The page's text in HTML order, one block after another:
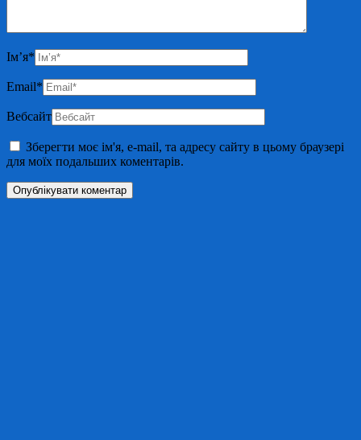
Ім’я*
Email*
Вебсайт
Зберегти моє ім'я, e-mail, та адресу сайту в цьому браузері
для моїх подальших коментарів.